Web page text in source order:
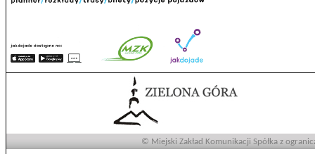
© Miejski Zakład Komunikacji Spółka z